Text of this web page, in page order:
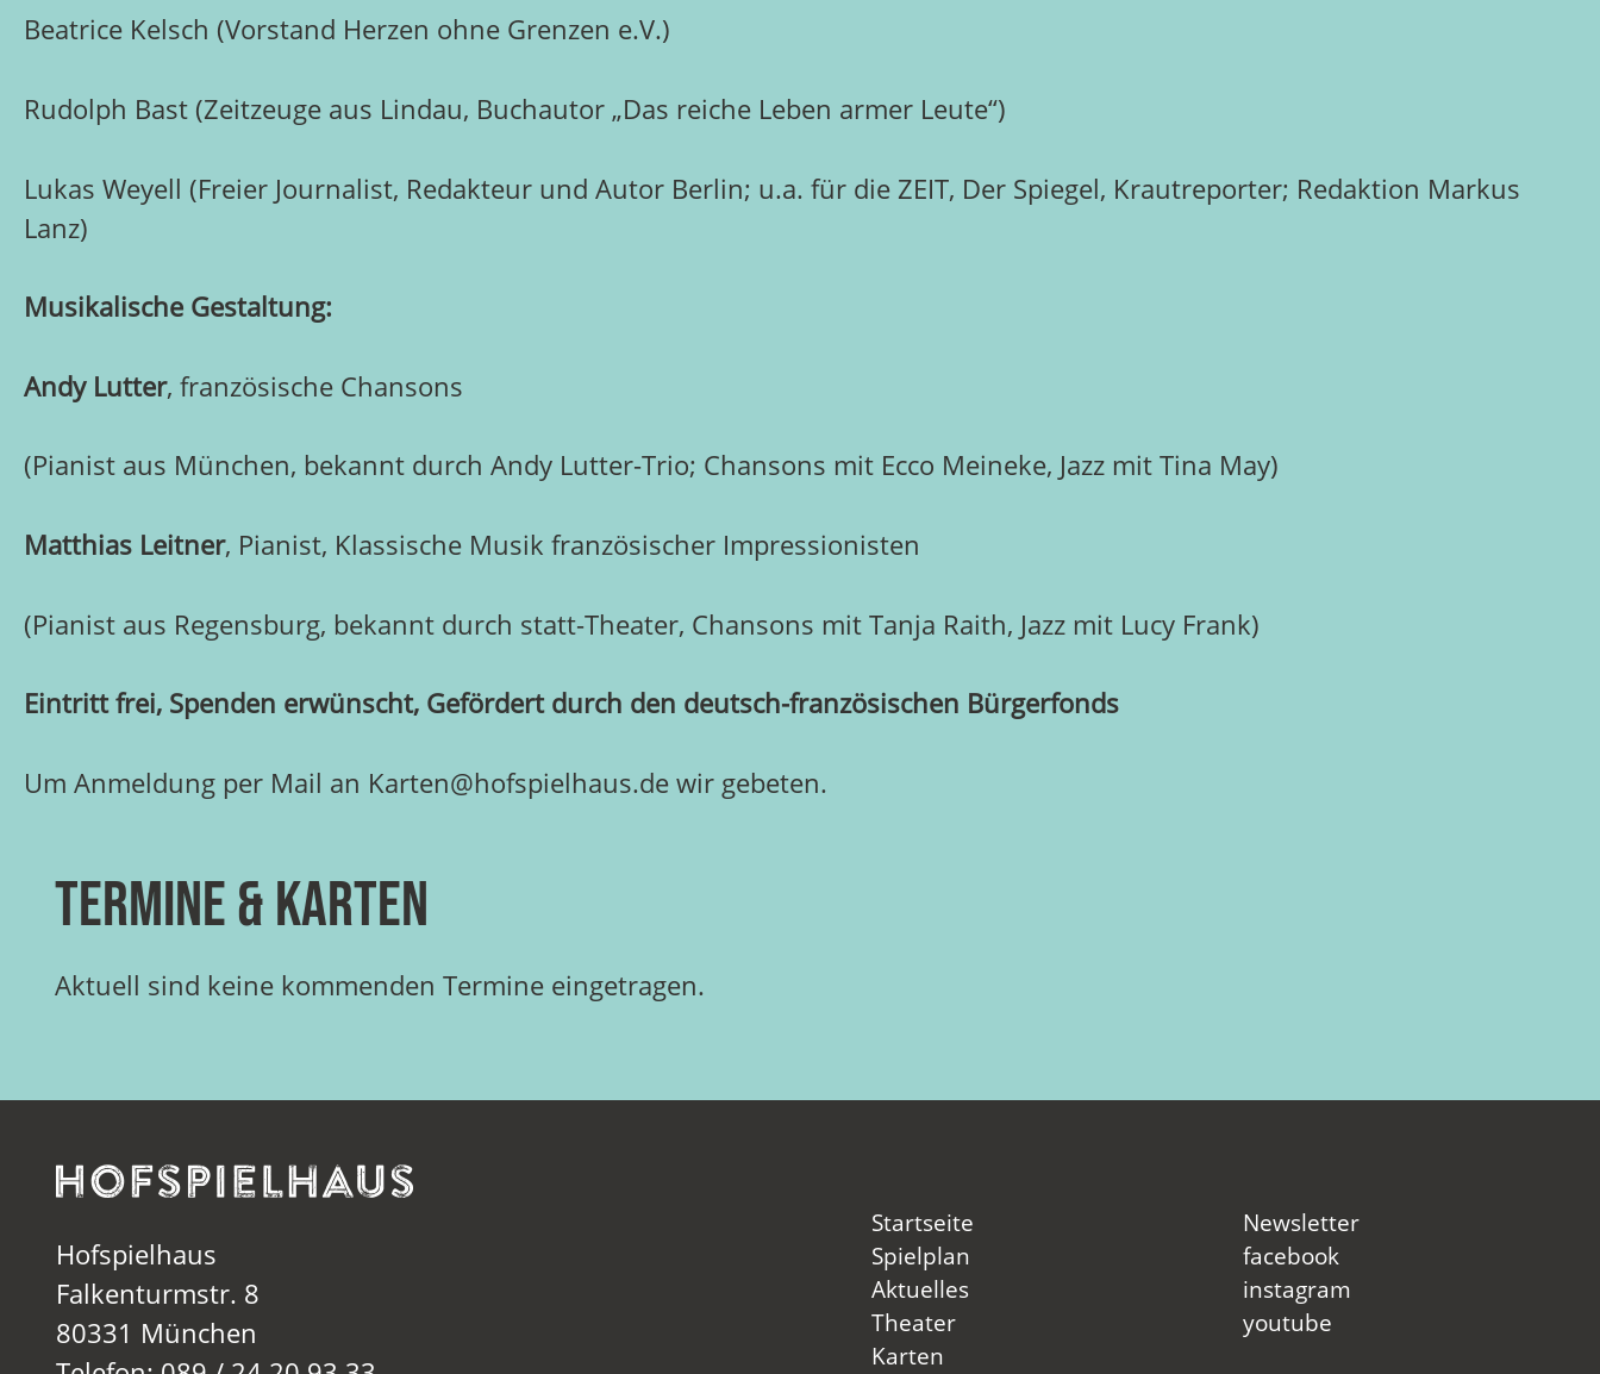
Beatrice Kelsch (Vorstand Herzen ohne Grenzen e.V.)
Rudolph Bast (Zeitzeuge aus Lindau, Buchautor „Das reiche Leben armer Leute“)
Lukas Weyell (Freier Journalist, Redakteur und Autor Berlin; u.a. für die ZEIT, Der Spiegel, Krautreporter; Redaktion Markus
Lanz)
Musikalische Gestaltung:
Andy Lutter, französische Chansons
(Pianist aus München, bekannt durch Andy Lutter-Trio; Chansons mit Ecco Meineke, Jazz mit Tina May)
Matthias Leitner, Pianist, Klassische Musik französischer Impressionisten
(Pianist aus Regensburg, bekannt durch statt-Theater, Chansons mit Tanja Raith, Jazz mit Lucy Frank)
Eintritt frei, Spenden erwünscht, Gefördert durch den deutsch-französischen Bürgerfonds
Um Anmeldung per Mail an Karten@hofspielhaus.de wir gebeten.
Termine & Karten
Aktuell sind keine kommenden Termine eingetragen.
Hofspielhaus
Falkenturmstr. 8
80331 München
Startseite
Spielplan
Aktuelles
Theater
Karten
Newsletter
facebook
instagram
youtube